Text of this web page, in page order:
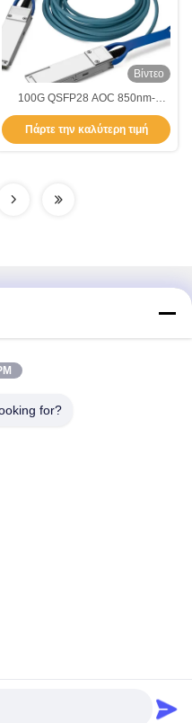
Βίντεο
100G QSFP28 AOC 850nm-
VCSEL Transceiver Αυτόματος
οπτικός συνδετήρας Transceiver
Πάρτε την καλύτερη τιμή
Tiangong, οδός Xinxing,
for?